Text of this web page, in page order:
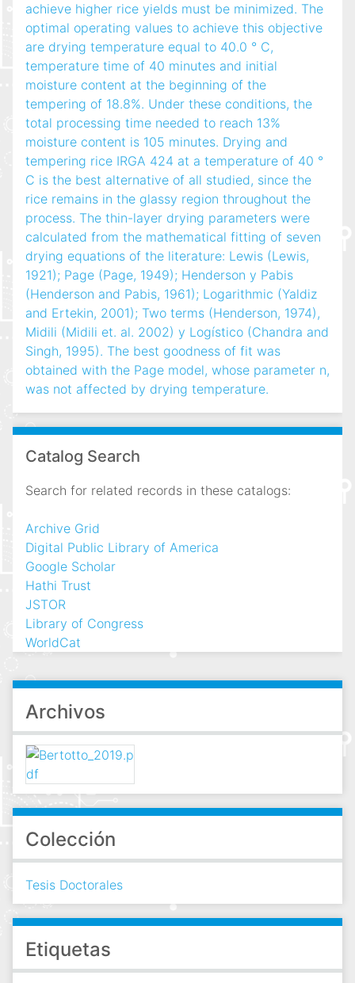
achieve higher rice yields must be minimized. The
optimal operating values to achieve this objective
are drying temperature equal to 40.0 ° C,
temperature time of 40 minutes and initial
moisture content at the beginning of the
tempering of 18.8%. Under these conditions, the
total processing time needed to reach 13%
moisture content is 105 minutes. Drying and
tempering rice IRGA 424 at a temperature of 40 °
C is the best alternative of all studied, since the
rice remains in the glassy region throughout the
process. The thin-layer drying parameters were
calculated from the mathematical fitting of seven
drying equations of the literature: Lewis (Lewis,
1921); Page (Page, 1949); Henderson y Pabis
(Henderson and Pabis, 1961); Logarithmic (Yaldiz
and Ertekin, 2001); Two terms (Henderson, 1974),
Midili (Midili et. al. 2002) y Logístico (Chandra and
Singh, 1995). The best goodness of fit was
obtained with the Page model, whose parameter n,
was not affected by drying temperature.
Catalog Search
Search for related records in these catalogs:
Archive Grid
Digital Public Library of America
Google Scholar
Hathi Trust
JSTOR
Library of Congress
WorldCat
Archivos
Colección
Tesis Doctorales
Etiquetas